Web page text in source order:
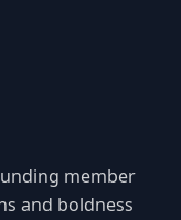
member
and boldness